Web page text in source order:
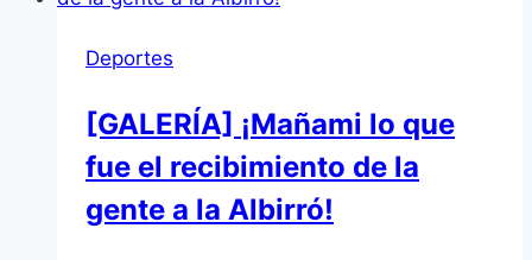
Deportes
[GALERÍA] ¡Mañami lo que
fue el recibimiento de la
gente a la Albirró!